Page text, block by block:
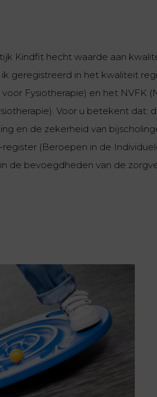
Kindfit hecht waarde aan
geregistreerd in het kwaliteit
Fysiotherapie) en het NVFK
Voor u betekent dat:
en de zekerheid van
(Beroepen in de
de bevoegdheden van de